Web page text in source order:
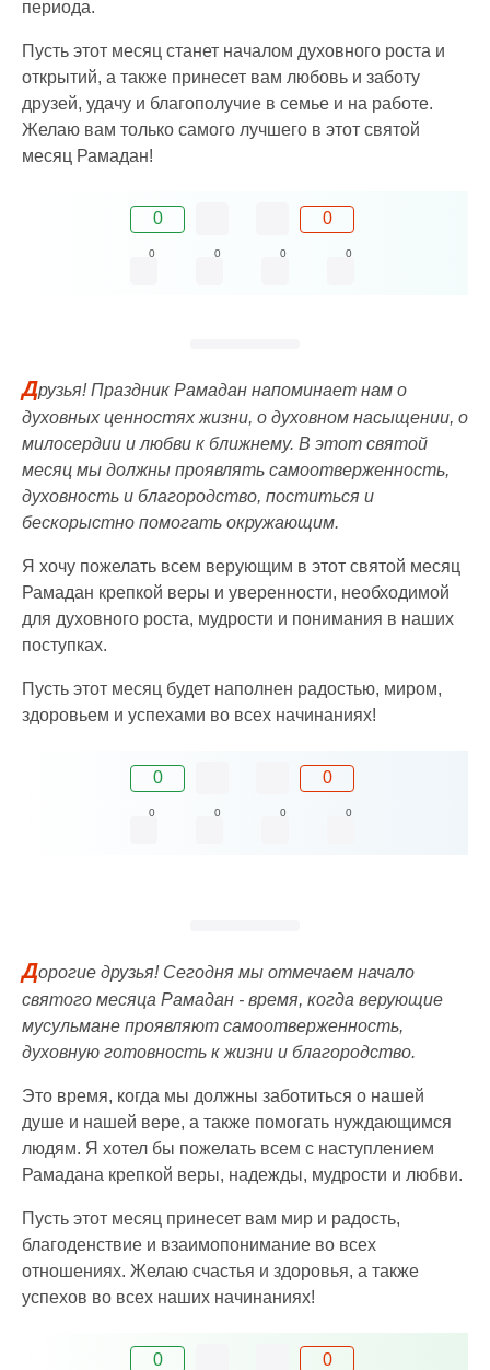
периода.
Пусть этот месяц станет началом духовного роста и
открытий, а также принесет вам любовь и заботу
друзей, удачу и благополучие в семье и на работе.
Желаю вам только самого лучшего в этот святой
месяц Рамадан!
0 0
0 0 0 0
Друзья! Праздник Рамадан напоминает нам о
духовных ценностях жизни, о духовном насыщении, о
милосердии и любви к ближнему. В этот святой
месяц мы должны проявлять самоотверженность,
духовность и благородство, поститься и
бескорыстно помогать окружающим.
Я хочу пожелать всем верующим в этот святой месяц
Рамадан крепкой веры и уверенности, необходимой
для духовного роста, мудрости и понимания в наших
поступках.
Пусть этот месяц будет наполнен радостью, миром,
здоровьем и успехами во всех начинаниях!
0 0
0 0 0 0
Дорогие друзья! Сегодня мы отмечаем начало
святого месяца Рамадан - время, когда верующие
мусульмане проявляют самоотверженность,
духовную готовность к жизни и благородство.
Это время, когда мы должны заботиться о нашей
душе и нашей вере, а также помогать нуждающимся
людям. Я хотел бы пожелать всем с наступлением
Рамадана крепкой веры, надежды, мудрости и любви.
Пусть этот месяц принесет вам мир и радость,
благоденствие и взаимопонимание во всех
отношениях. Желаю счастья и здоровья, а также
успехов во всех наших начинаниях!
0 0